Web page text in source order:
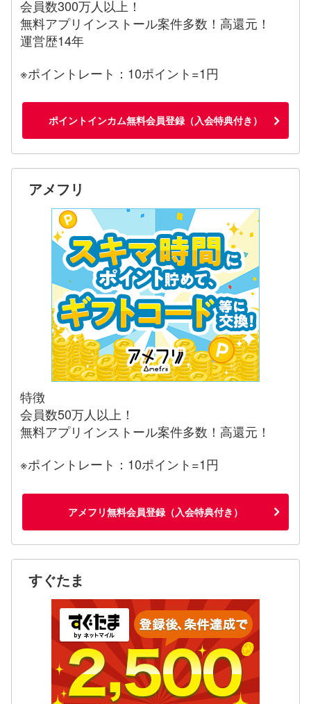
会員数300万人以上！
無料アプリインストール案件多数！高還元！
運営歴14年
※ポイントレート：10ポイント=1円
ポイントインカム無料会員登録（入会特典付き）
アメフリ
特徴
会員数50万人以上！
無料アプリインストール案件多数！高還元！
※ポイントレート：10ポイント=1円
アメフリ無料会員登録（入会特典付き）
すぐたま